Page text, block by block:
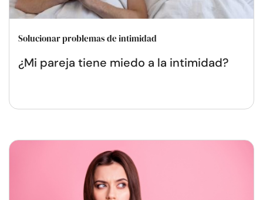
Solucionar problemas de intimidad
¿Mi pareja tiene miedo a la intimidad?